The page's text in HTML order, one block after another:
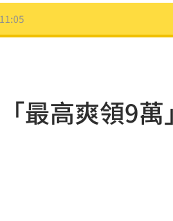
11:05
11:01
最高爽領9萬